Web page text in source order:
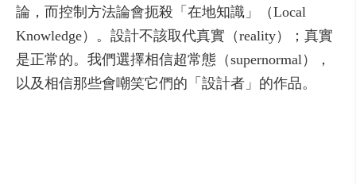
論，而控制方法論會扼殺「在地知識」（Local
Knowledge）。設計不該取代真實（reality）；真實
是正常的。我們選擇相信超常態（supernormal），
以及相信那些會嘲笑它們的「設計者」的作品。